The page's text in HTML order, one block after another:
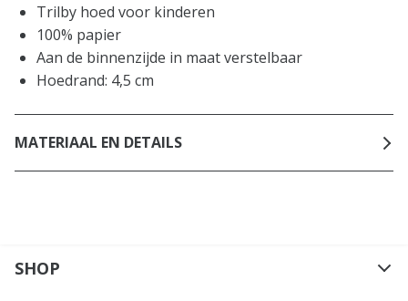
Trilby hoed voor kinderen
100% papier
Aan de binnenzijde in maat verstelbaar
Hoedrand: 4,5 cm
MATERIAAL EN DETAILS
SHOP